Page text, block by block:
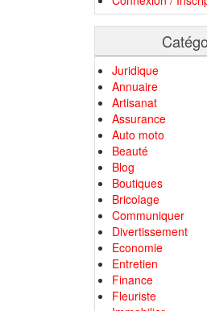
Juridique
Annuaire
Artisanat
Assurance
Auto moto
Beauté
Blog
Boutiques
Bricolage
Communiquer
Divertissement
Economie
Entretien
Finance
Fleuriste